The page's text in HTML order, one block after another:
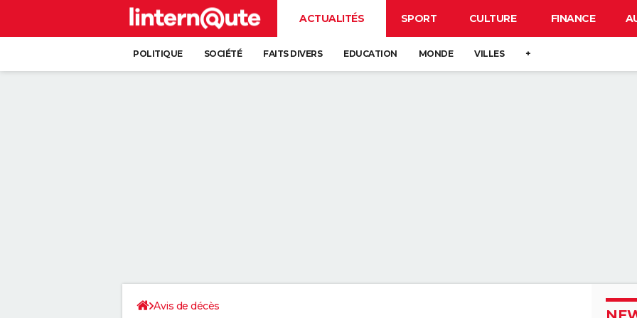
ACTUALITÉS SPORT CULTURE FINANCE
POLITIQUE SOCIÉTÉ FAITS DIVERS EDUCATION MONDE VILLES +
Avis de décès